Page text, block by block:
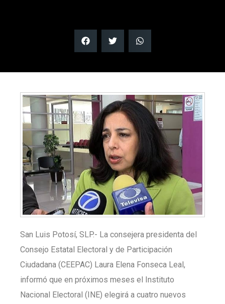
San Luis Potosí, SLP.- La consejera presidenta del
Consejo Estatal Electoral y de Participación
Ciudadana (CEEPAC) Laura Elena Fonseca Leal,
informó que en próximos meses el Instituto
Nacional Electoral (INE) elegirá a cuatro nuevos